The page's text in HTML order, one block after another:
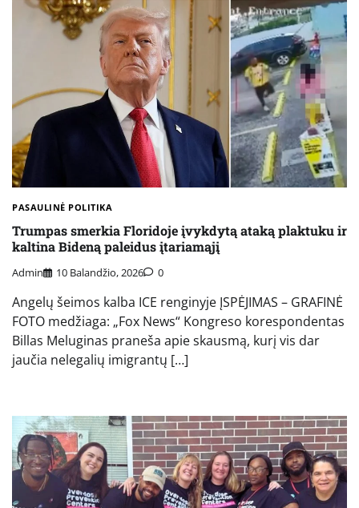
PASAULINĖ POLITIKA
Trumpas smerkia Floridoje įvykdytą ataką plaktuku ir
kaltina Bideną paleidus įtariamąjį
Admin 10 Balandžio, 2026 0
Angelų šeimos kalba ICE renginyje ĮSPĖJIMAS – GRAFINĖ
FOTO medžiaga: „Fox News“ Kongreso korespondentas
Billas Meluginas praneša apie skausmą, kurį vis dar
jaučia nelegalių imigrantų […]